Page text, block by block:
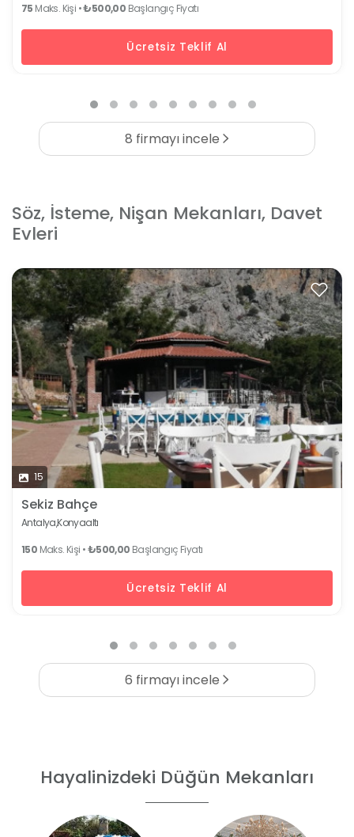
75 Maks. Kişi •₺500,00 Başlangıç Fiyatı
Ücretsiz Teklif Al
8 firmayı incele
Söz, İsteme, Nişan Mekanları, Davet
Evleri
15
Sekiz Bahçe
Antalya,Konyaaltı
150 Maks. Kişi •₺500,00 Başlangıç Fiyatı
Ücretsiz Teklif Al
6 firmayı incele
Hayalinizdeki Düğün Mekanları